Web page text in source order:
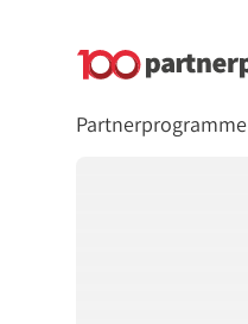
Partnerprogramme